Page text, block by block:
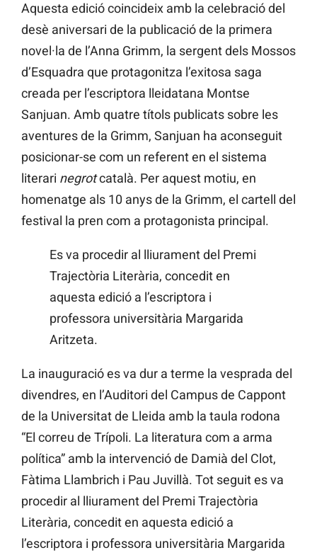
Aquesta edició coincideix amb la celebració del
desè aniversari de la publicació de la primera
novel·la de l’Anna Grimm, la sergent dels Mossos
d’Esquadra que protagonitza l’exitosa saga
creada per l’escriptora lleidatana Montse
Sanjuan. Amb quatre títols publicats sobre les
aventures de la Grimm, Sanjuan ha aconseguit
posicionar-se com un referent en el sistema
literari negrotcatalà. Per aquest motiu, en
homenatge als 10 anys de la Grimm, el cartell del
festival la pren com a protagonista principal.
Es va procedir al lliurament del Premi
Trajectòria Literària, concedit en
aquesta edició a l’escriptora i
professora universitària Margarida
Aritzeta.
La inauguració es va dur a terme la vesprada del
divendres, en l’Auditori del Campus de Cappont
de la Universitat de Lleida amb la taula rodona
“El correu de Trípoli. La literatura com a arma
política” amb la intervenció de Damià del Clot,
Fàtima Llambrich i Pau Juvillà. Tot seguit es va
procedir al lliurament del Premi Trajectòria
Literària, concedit en aquesta edició a
l’escriptora i professora universitària Margarida